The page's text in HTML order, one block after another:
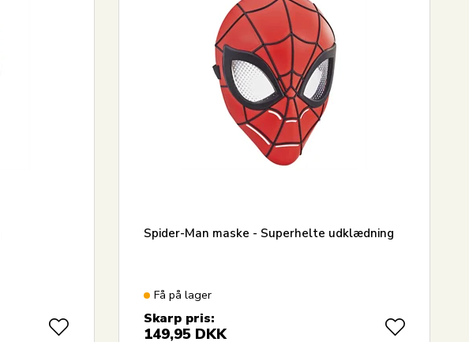
Spider-Man maske - Superhelte udklædning
Få på lager
Skarp pris:
149,95 DKK